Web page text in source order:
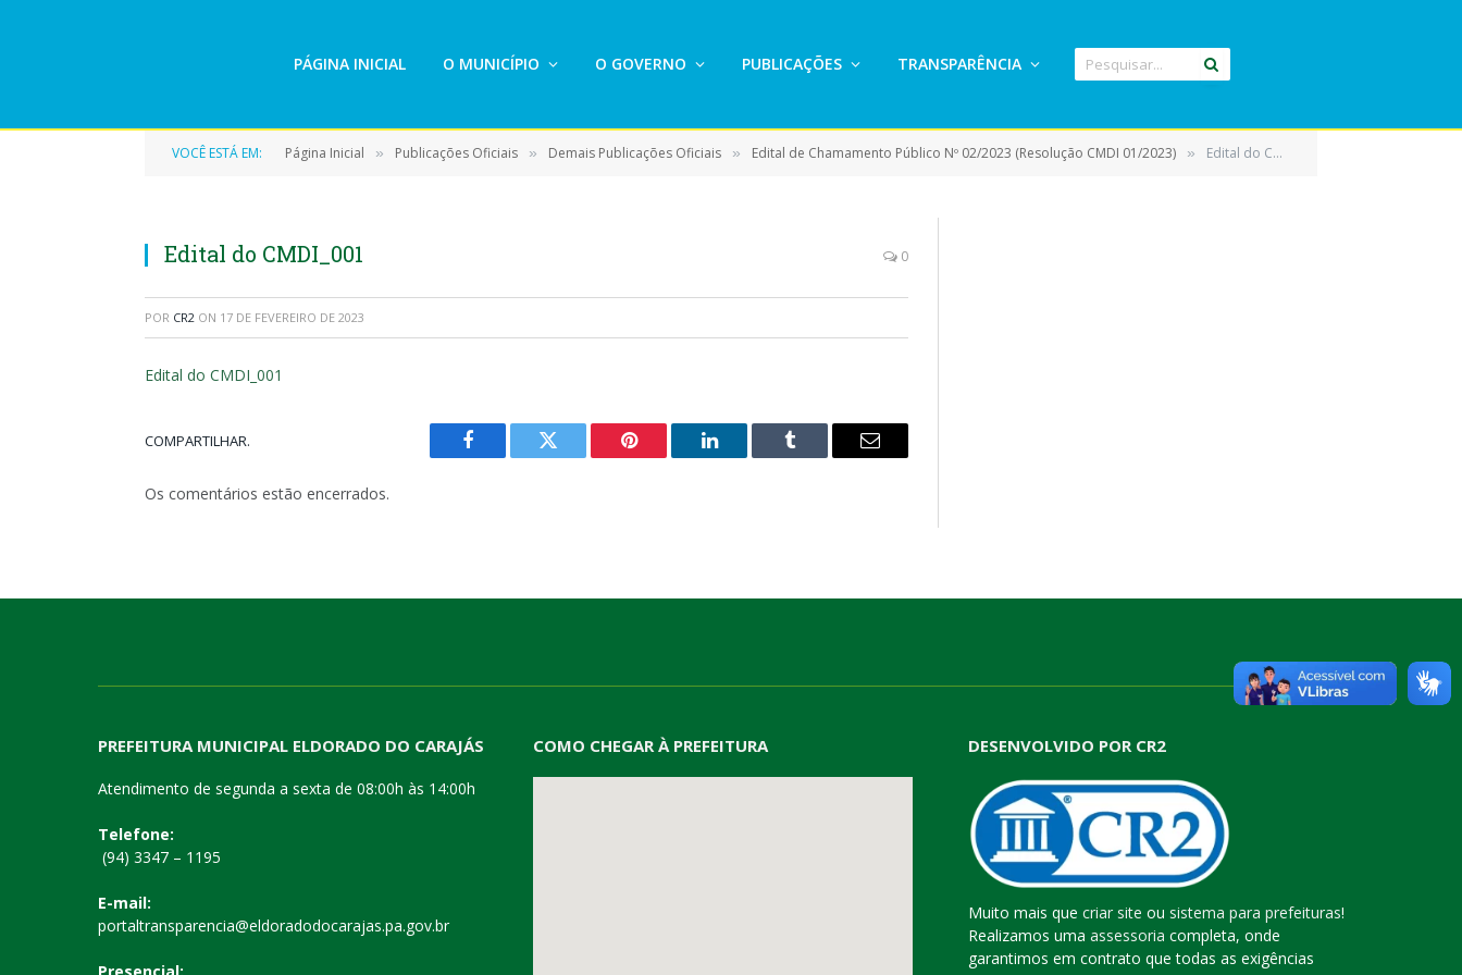
PÁGINA INICIAL O MUNICÍPIO O GOVERNO PUBLICAÇÕES TRANSPARÊNCIA
VOCÊ ESTÁ EM: Página Inicial » Publicações Oficiais » Demais Publicações Oficiais » Edital de Chamamento Público Nº 02/2023 (Resolução CMDI 01/2023) » Edital do CMDI_001
Edital do CMDI_001 0
POR CR2 ON 17 DE FEVEREIRO DE 2023
Edital do CMDI_001
COMPARTILHAR.
Facebook Twitter Pinterest LinkedIn Tumblr
E-
Os comentários estão encerrados.
PREFEITURA MUNICIPAL ELDORADO DO CARAJÁS
Atendimento de segunda a sexta de 08:00h às 14:00h
Telefone:
(94) 3347 – 1195
E-mail:
portaltransparencia@eldoradodocarajas.pa.gov.br
COMO CHEGAR À PREFEITURA DESENVOLVIDO POR CR2
Muito mais que criar site ou sistema para prefeituras!
Realizamos uma assessoria completa, onde
garantimos em contrato que todas as exigências